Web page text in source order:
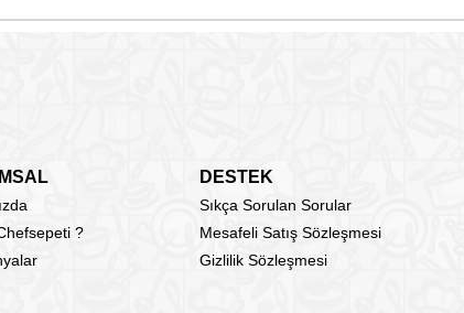
DESTEK
Sıkça Sorulan Sorular
? Mesafeli Satış Sözleşmesi
Gizlilik Sözleşmesi